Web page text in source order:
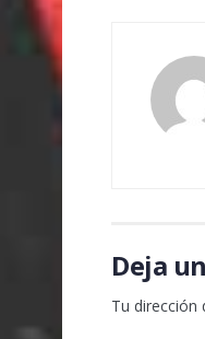
Deja
Tu dirección